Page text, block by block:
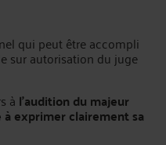
qui peut être accompli
sur autorisation du juge
à l'audition du majeur
exprimer clairement sa